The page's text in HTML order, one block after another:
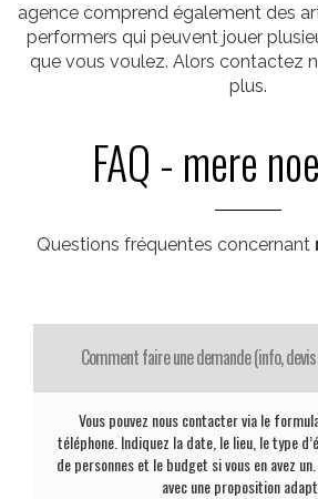
agence comprend également des
performers qui peuvent jouer
que vous voulez. Alors contactez
plus.
FAQ - mere
Questions fréquentes concernant
Comment faire une demande (info,
Vous pouvez nous contacter via le
téléphone. Indiquez la date, le lieu, le type
de personnes et le budget si vous en avez
avec une proposition